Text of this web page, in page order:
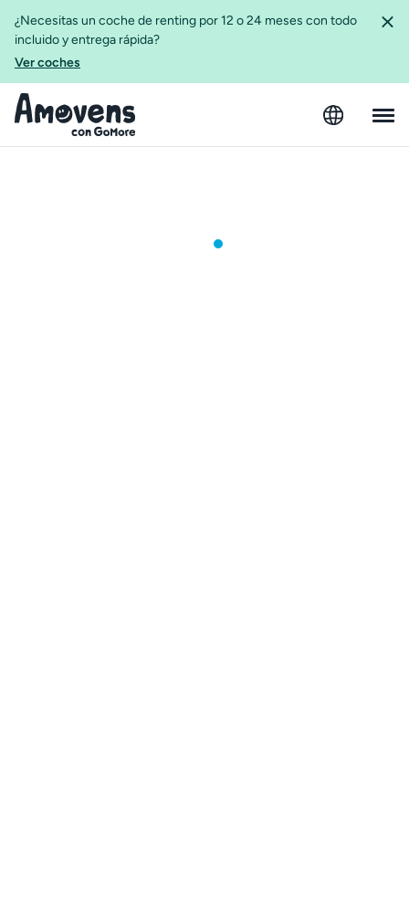
¿Necesitas un coche de renting por 12 o 24 meses con todo
incluido y entrega rápida?
Ver coches